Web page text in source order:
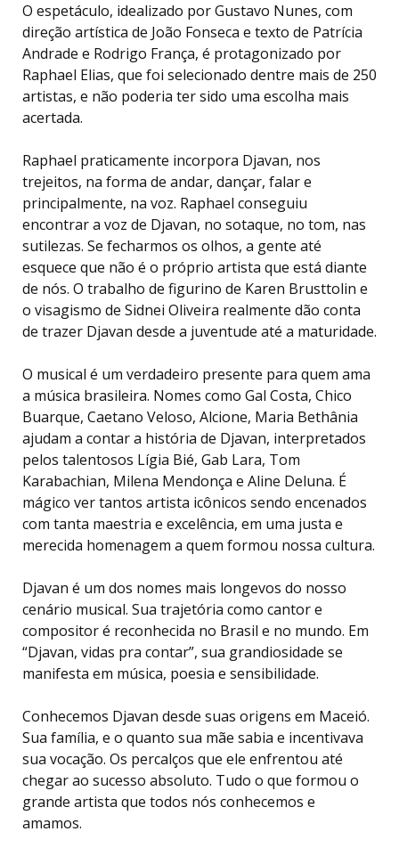
O espetáculo, idealizado por Gustavo Nunes, com
direção artística de João Fonseca e texto de Patrícia
Andrade e Rodrigo França, é protagonizado por
Raphael Elias, que foi selecionado dentre mais de 250
artistas, e não poderia ter sido uma escolha mais
acertada.
Raphael praticamente incorpora Djavan, nos
trejeitos, na forma de andar, dançar, falar e
principalmente, na voz. Raphael conseguiu
encontrar a voz de Djavan, no sotaque, no tom, nas
sutilezas. Se fecharmos os olhos, a gente até
esquece que não é o próprio artista que está diante
de nós. O trabalho de figurino de Karen Brusttolin e
o visagismo de Sidnei Oliveira realmente dão conta
de trazer Djavan desde a juventude até a maturidade.
O musical é um verdadeiro presente para quem ama
a música brasileira. Nomes como Gal Costa, Chico
Buarque, Caetano Veloso, Alcione, Maria Bethânia
ajudam a contar a história de Djavan, interpretados
pelos talentosos Lígia Bié, Gab Lara, Tom
Karabachian, Milena Mendonça e Aline Deluna. É
mágico ver tantos artista icônicos sendo encenados
com tanta maestria e excelência, em uma justa e
merecida homenagem a quem formou nossa cultura.
Djavan é um dos nomes mais longevos do nosso
cenário musical. Sua trajetória como cantor e
compositor é reconhecida no Brasil e no mundo. Em
“Djavan, vidas pra contar”, sua grandiosidade se
manifesta em música, poesia e sensibilidade.
Conhecemos Djavan desde suas origens em Maceió.
Sua família, e o quanto sua mãe sabia e incentivava
sua vocação. Os percalços que ele enfrentou até
chegar ao sucesso absoluto. Tudo o que formou o
grande artista que todos nós conhecemos e
amamos.